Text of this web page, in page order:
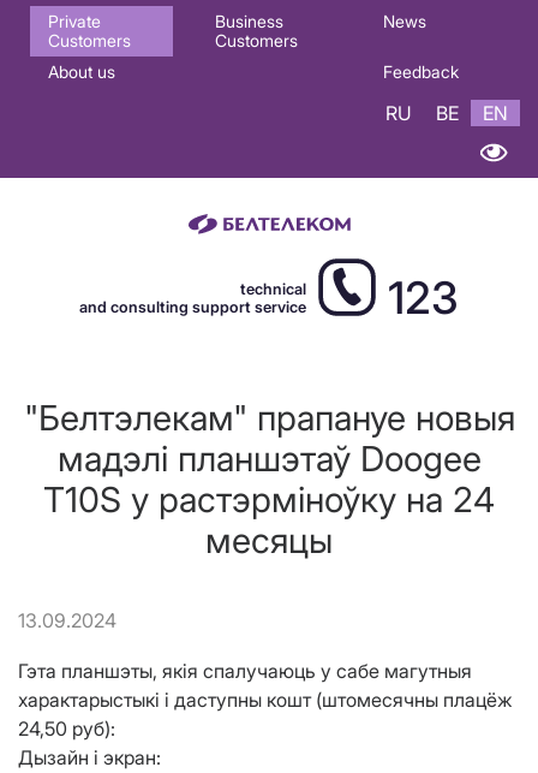
Основная
навигация
Private
Customers
Business
Customers
News
About us Feedback
RU BE EN
technical
and consulting support service
123
"Белтэлекам" прапануе новыя
мадэлі планшэтаў Doogee
T10S у растэрміноўку на 24
месяцы
13.09.2024
Гэта планшэты, якія спалучаюць у сабе магутныя
характарыстыкі і даступны кошт (штомесячны плацёж
24,50 руб):
Дызайн і экран: